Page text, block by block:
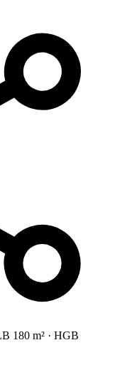
180 m² · HGB